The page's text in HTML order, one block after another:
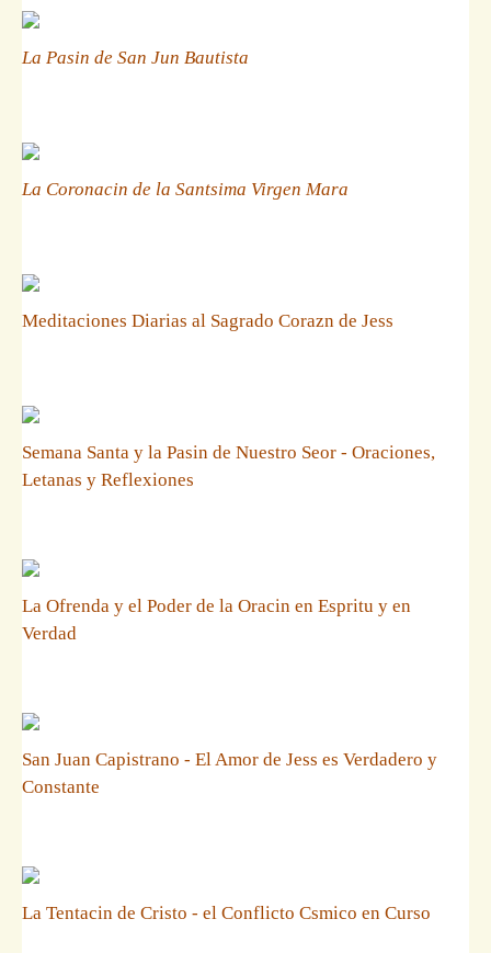
La Pasin de San Jun Bautista
La Coronacin de la Santsima Virgen Mara
Meditaciones Diarias al Sagrado Corazn de Jess
Semana Santa y la Pasin de Nuestro Seor - Oraciones,
Letanas y Reflexiones
La Ofrenda y el Poder de la Oracin en Espritu y en
Verdad
San Juan Capistrano - El Amor de Jess es Verdadero y
Constante
La Tentacin de Cristo - el Conflicto Csmico en Curso